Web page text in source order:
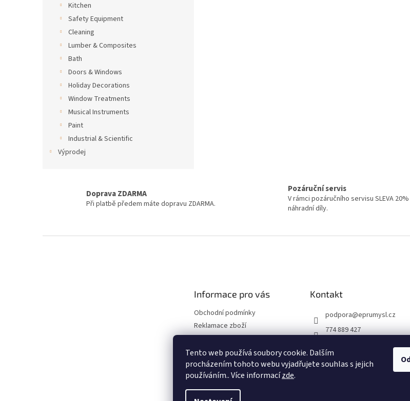
Tento web používá soubory cookie. Dalším
procházením tohoto webu vyjadřujete souhlas s jejich
používáním.. Více informacízde.
Kitchen
Safety Equipment
Cleaning
Lumber & Composites
Bath
Doors & Windows
Holiday Decorations
Window Treatments
Musical Instruments
Paint
Industrial & Scientific
Výprodej
Doprava ZDARMA
Při platbě předem máte dopravu ZDARMA.
Pozáruční servis
V rámci pozáručního servisu SLEVA 20%
náhradní díly.
Informace pro vás
Obchodní podmínky
Reklamace zboží
Kontakty
Moje objednávka
Kontakt
podpora@eprumysl.cz
774 889 427